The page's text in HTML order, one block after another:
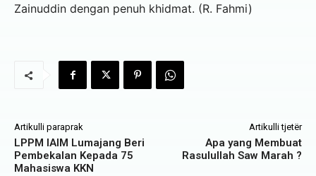
Zainuddin dengan penuh khidmat. (R. Fahmi)
Artikulli paraprak
LPPM IAIM Lumajang Beri
Pembekalan Kepada 75
Mahasiswa KKN
Artikulli tjetër
Apa yang Membuat
Rasulullah Saw Marah ?